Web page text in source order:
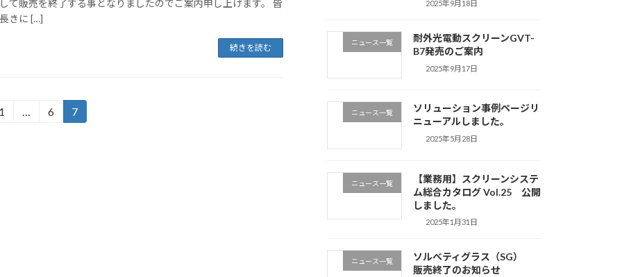
て販売を終了する事となりましたのでご案内申し上げます。 皆
きに […]
続きを読む
固
1 …
固
6
固
7
2025年9月18日
ニュース一覧
耐外光電動スクリーンGVT-
B7発売のご案内
2025年9月17日
ニュース一覧
ソリューション事例ページリ
ニューアルしました。
2025年5月28日
ニュース一覧
【業務用】スクリーンシステ
ム総合カタログ Vol.25 公開
しました。
2025年1月31日
ニュース一覧
ソルベティグラス（SG）
販売終了のお知らせ